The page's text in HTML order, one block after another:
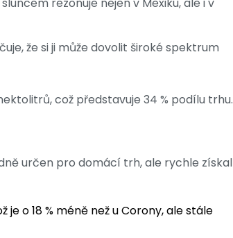
že si ji může dovolit široké spektrum
což představuje 34 % podílu trhu.
určen pro domácí trh, ale rychle získal
o 18 % méně než u Corony, ale stále